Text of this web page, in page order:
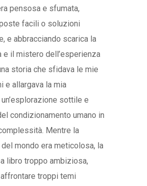
pensosa e sfumata,
facili o soluzioni
e abbracciando scarica la
il mistero dell’esperienza
storia che sfidava le mie
e allargava la mia
sottile e
condizionamento umano in
Mentre la
mondo era meticolosa, la
libro troppo ambiziosa,
troppi temi